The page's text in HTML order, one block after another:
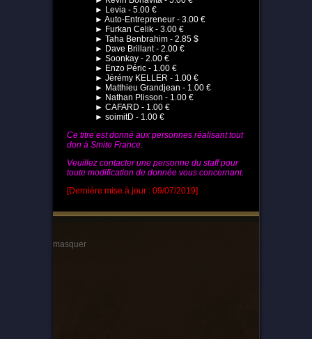
► Levia - 5.00 €
► Auto-Entrepreneur - 3.00 €
► Furkan Celik - 3.00 €
► Taha Benbrahim - 2.85 $
► Dave Brillant - 2.00 €
► Soonkay - 2.00 €
► Enzo Péric - 1.00 €
► Jérémy KELLER - 1.00 €
► Matthieu Grandjean - 1.00 €
► Nathan Plisson - 1.00 €
► CAFARD - 1.00 €
► soimitD - 1.00 €
Ce titre est donné aux personnes réalisant tout
don à Smite France.
Veuillez contacter une personne du staff pour
toute modification de donnée vous concernant.
[Dernière mise à jour : 09/07/2019]
masquer